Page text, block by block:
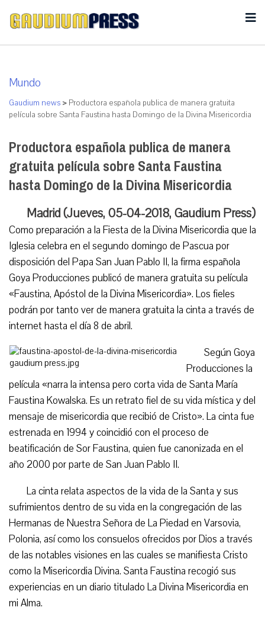
Mundo
Gaudium news > Productora española publica de manera gratuita
película sobre Santa Faustina hasta Domingo de la Divina Misericordia
Productora española publica de manera
gratuita película sobre Santa Faustina
hasta Domingo de la Divina Misericordia
Madrid (Jueves, 05-04-2018, Gaudium Press)
Como preparación a la Fiesta de la Divina Misericordia que la
Iglesia celebra en el segundo domingo de Pascua por
disposición del Papa San Juan Pablo II, la firma española
Goya Producciones publicó de manera gratuita su película
«Faustina, Apóstol de la Divina Misericordia». Los fieles
podrán por tanto ver de manera gratuita la cinta a través de
internet hasta el día 8 de abril.
Según Goya
Producciones la
película «narra la intensa pero corta vida de Santa María
Faustina Kowalska. Es un retrato fiel de su vida mística y del
mensaje de misericordia que recibió de Cristo». La cinta fue
estrenada en 1994 y coincidió con el proceso de
beatificación de Sor Faustina, quien fue canonizada en el
año 2000 por parte de San Juan Pablo II.
La cinta relata aspectos de la vida de la Santa y sus
sufrimientos dentro de su vida en la congregación de las
Hermanas de Nuestra Señora de La Piedad en Varsovia,
Polonia, así como los consuelos ofrecidos por Dios a través
de las notables visiones en las cuales se manifiesta Cristo
como la Misericordia Divina. Santa Faustina recogió sus
experiencias en un diario titulado La Divina Misericordia en
mi Alma.